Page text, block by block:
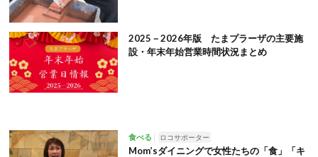
2025－2026年版 たまプラーザの主要施
設・年末年始営業時間状況まとめ
食べる ロコサポーター
Mom’sダイニングで女性たちの「食」「キ